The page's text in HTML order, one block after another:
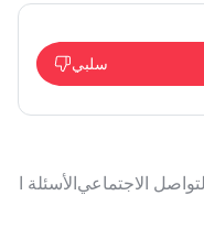
سلبي
الاجتماعيالأسئلة